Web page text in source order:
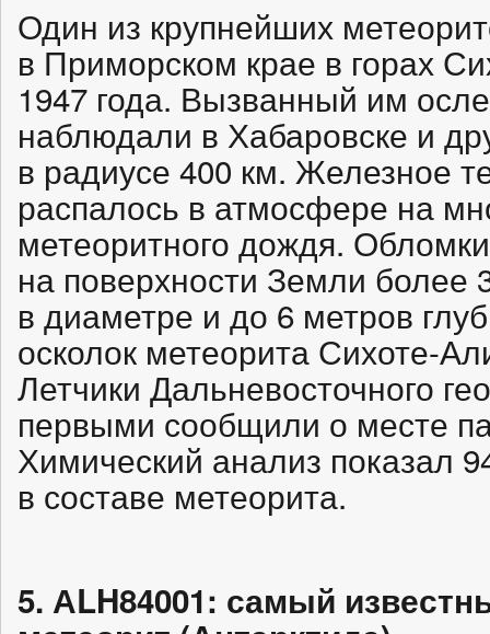
Один из крупнейших
в Приморском крае в горах
1947 года. Вызванный им
наблюдали в Хабаровске и
в радиусе 400 км. Железное
распалось в атмосфере на
метеоритного дождя.
на поверхности Земли более
в диаметре и до 6 метров
осколок метеорита Сихоте-
Летчики Дальневосточного
первыми сообщили о месте
Химический анализ показал
в составе метеорита.
5. АLH84001: самый